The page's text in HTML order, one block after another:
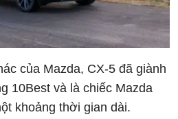
của Mazda, CX-5 đã giành
10Best và là chiếc Mazda
khoảng thời gian dài.